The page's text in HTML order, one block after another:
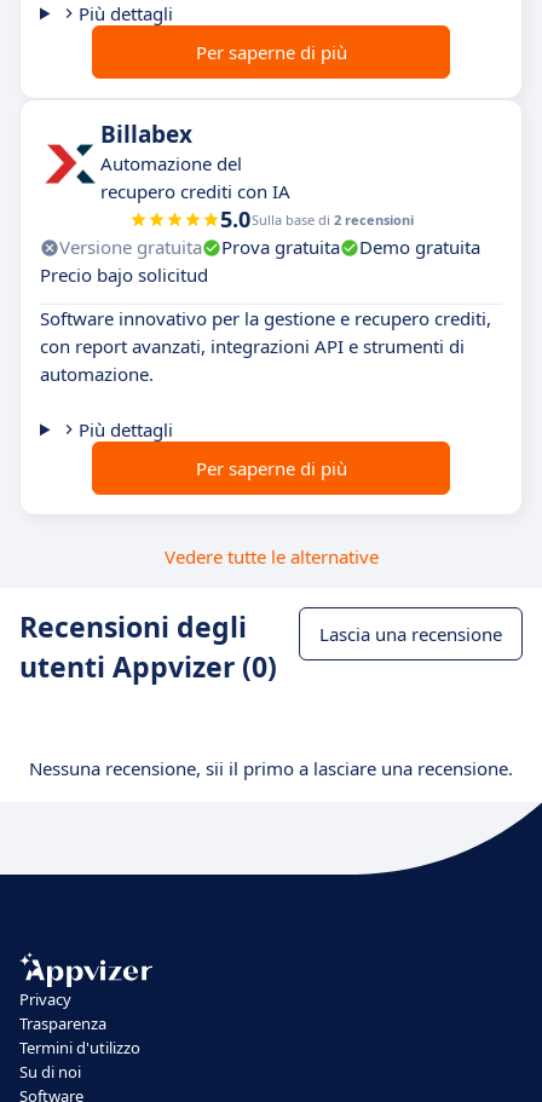
Più dettagli
Per saperne di più
Billabex
Automazione del
recupero crediti con IA
5.0Sulla base di 2 recensioni
Versione gratuita Prova gratuita
Demo gratuita
Precio bajo solicitud
Software innovativo per la gestione e recupero crediti,
con report avanzati, integrazioni API e strumenti di
automazione.
Più dettagli
Per saperne di più
Vedere tutte le alternative
Recensioni degli
utenti Appvizer (0)
Lascia una recensione
Nessuna recensione, sii il primo a lasciare una recensione.
Privacy
Trasparenza
Termini d'utilizzo
Su di noi
Software